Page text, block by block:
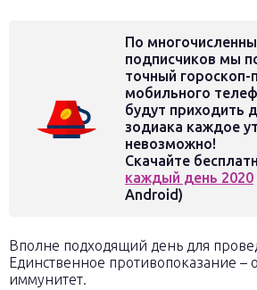
По
подписчиков мы
точный
мобильного
будут приходить
зодиака каждое
невозможно!
Скачайте
каждый день 2020
Android)
Вполне подходящий день для
Единственное противопоказание –
иммунитет.